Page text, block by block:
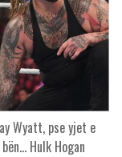
Wyatt, pse yjet e
Hulk Hogan